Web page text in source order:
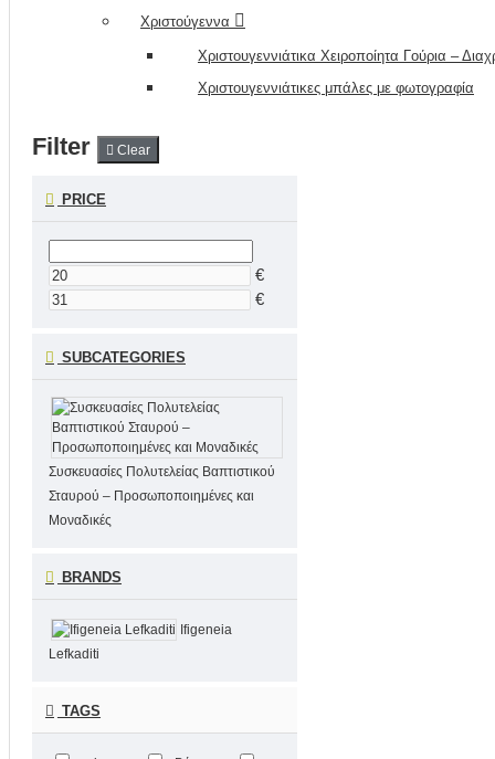
Χριστούγεννα
Χριστουγεννιάτικα Χειροποίητα Γούρια –
Χριστουγεννιάτικες μπάλες με φωτογραφία
Filter Clear
PRICE
€
€
SUBCATEGORIES
Συσκευασίες Πολυτελείας Βαπτιστικού
Σταυρού – Προσωποποιημένες και
Μοναδικές
BRANDS
Ifigeneia
Lefkaditi
TAGS